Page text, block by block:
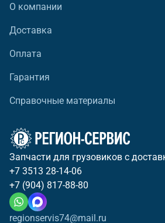
О компании
Доставка
Оплата
Гарантия
Справочные материалы
Запчасти для грузовиков с
+7 3513 28-14-06
+7 (904) 817-88-80
regionservis74@mail.ru